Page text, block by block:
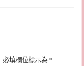
必填欄位標示為 *